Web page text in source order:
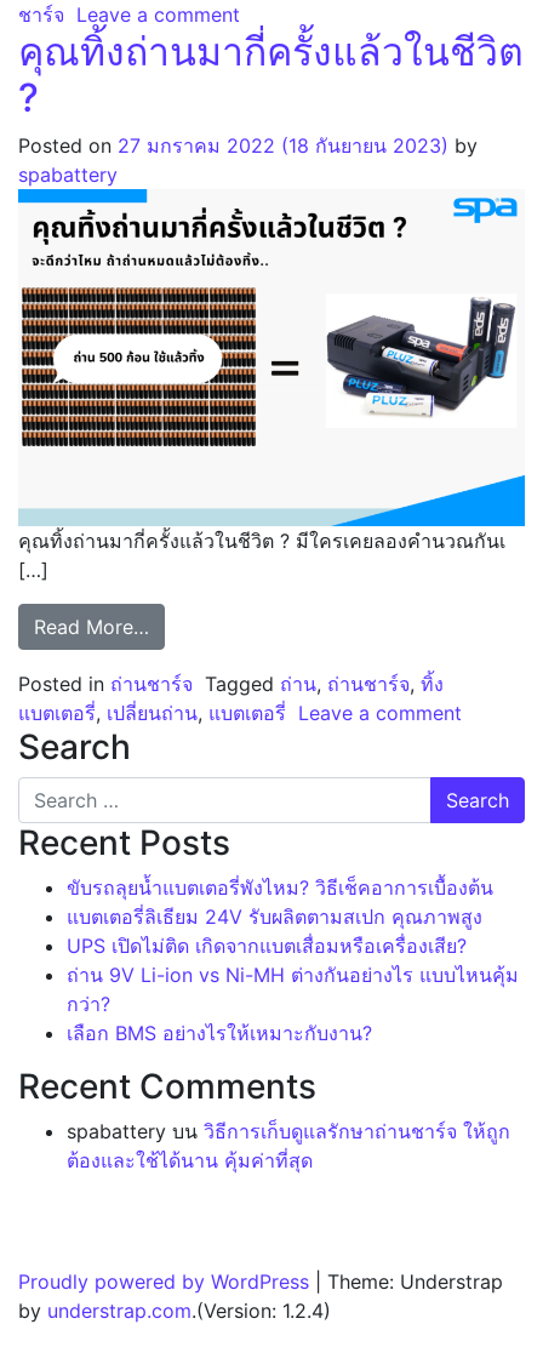
ชาร์จ Leave a comment
คุณทิ้งถ่านมากี่ครั้งแล้วในชีวิต
?
Posted on 27 มกราคม 2022 (18 กันยายน 2023) by
spabattery
คุณทิ้งถ่านมากี่ครั้งแล้วในชีวิต ? มีใครเคยลองคำนวณกันเ
[…]
Read More…
Posted in ถ่านชาร์จ Tagged ถ่าน, ถ่านชาร์จ, ทิ้ง
แบตเตอรี่, เปลี่ยนถ่าน, แบตเตอรี่ Leave a comment
Search
Search for:
Recent Posts
ขับรถลุยน้ำแบตเตอรี่พังไหม? วิธีเช็คอาการเบื้องต้น
แบตเตอรี่ลิเธียม 24V รับผลิตตามสเปก คุณภาพสูง
UPS เปิดไม่ติด เกิดจากแบตเสื่อมหรือเครื่องเสีย?
ถ่าน 9V Li-ion vs Ni-MH ต่างกันอย่างไร แบบไหนคุ้ม
กว่า?
เลือก BMS อย่างไรให้เหมาะกับงาน?
Recent Comments
spabattery บน วิธีการเก็บดูแลรักษาถ่านชาร์จ ให้ถูก
ต้องและใช้ได้นาน คุ้มค่าที่สุด
Proudly powered by WordPress
Theme: Understrap
by understrap.com.(Version: 1.2.4)